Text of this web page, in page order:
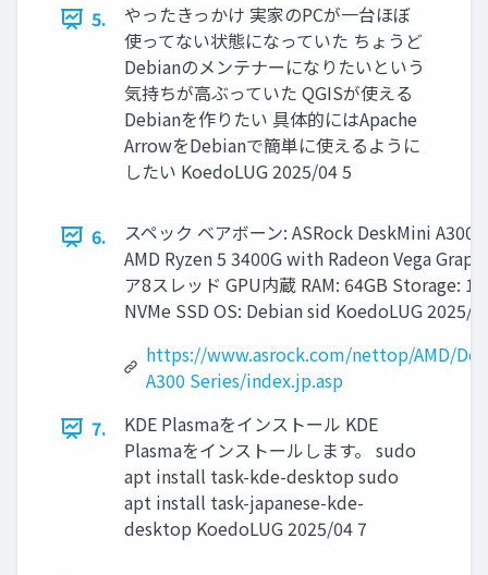
5.
やったきっかけ 実家のPCが一台ほぼ
使ってない状態になっていた ちょうど
Debianのメンテナーになりたいという
気持ちが高ぶっていた QGISが使える
Debianを作りたい 具体的にはApache
ArrowをDebianで簡単に使えるように
したい KoedoLUG 2025/04 5
6.
スペック ベアボーン: ASRock DeskMini A300
AMD Ryzen 5 3400G with Radeon Vega
ア8スレッド GPU内蔵 RAM: 64GB Storage:
NVMe SSD OS: Debian sid KoedoLUG 2025/
https://www.asrock.com/nettop/AMD/
A300 Series/index.jp.asp
7.
KDE Plasmaをインストール KDE
Plasmaをインストールします。 sudo
apt install task-kde-desktop sudo
apt install task-japanese-kde-
desktop KoedoLUG 2025/04 7